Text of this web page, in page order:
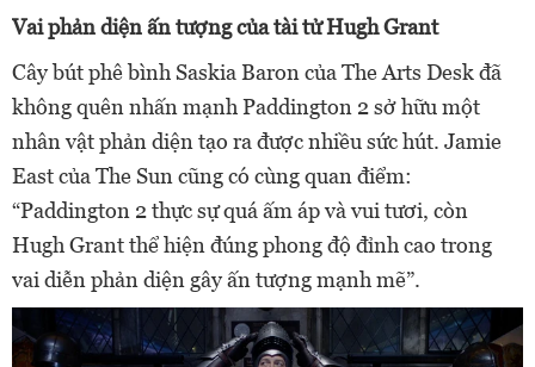
Vai phản diện ấn tượng của tài tử Hugh Grant
Cây bút phê bình Saskia Baron của The Arts Desk đã
không quên nhấn mạnh Paddington 2 sở hữu một
nhân vật phản diện tạo ra được nhiều sức hút. Jamie
East của The Sun cũng có cùng quan điểm:
“Paddington 2 thực sự quá ấm áp và vui tươi, còn
Hugh Grant thể hiện đúng phong độ đỉnh cao trong
vai diễn phản diện gây ấn tượng mạnh mẽ”.